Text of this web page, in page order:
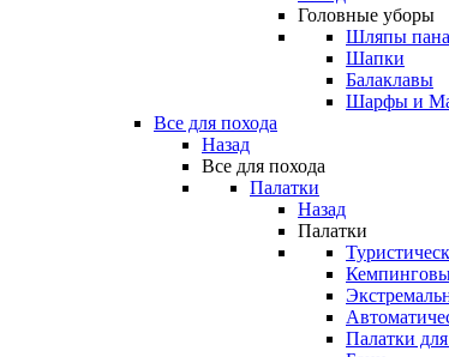
Головные уборы
Шляпы
Шапки
Балаклавы
Шарфы и
Все для похода
Назад
Все для похода
Палатки
Назад
Палатки
Палатки